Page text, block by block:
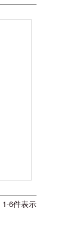
1-6件表示